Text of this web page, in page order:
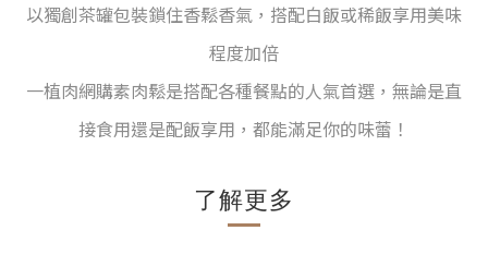
以獨創茶罐包裝鎖住香鬆香氣，搭配白飯或稀飯享用美味
程度加倍
一植肉網購素肉鬆是搭配各種餐點的人氣首選，無論是直
接食用還是配飯享用，都能滿足你的味蕾！
了解更多